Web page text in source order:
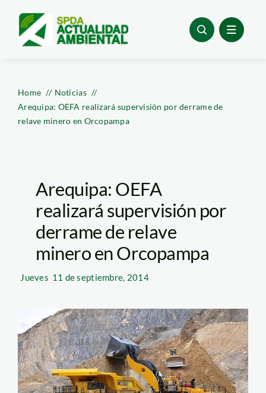
content
Home
Noticias
Arequipa: OEFA realizará supervisión por derrame de
relave minero en Orcopampa
Arequipa: OEFA
realizará supervisión por
derrame de relave
minero en Orcopampa
Jueves 11 de septiembre, 2014